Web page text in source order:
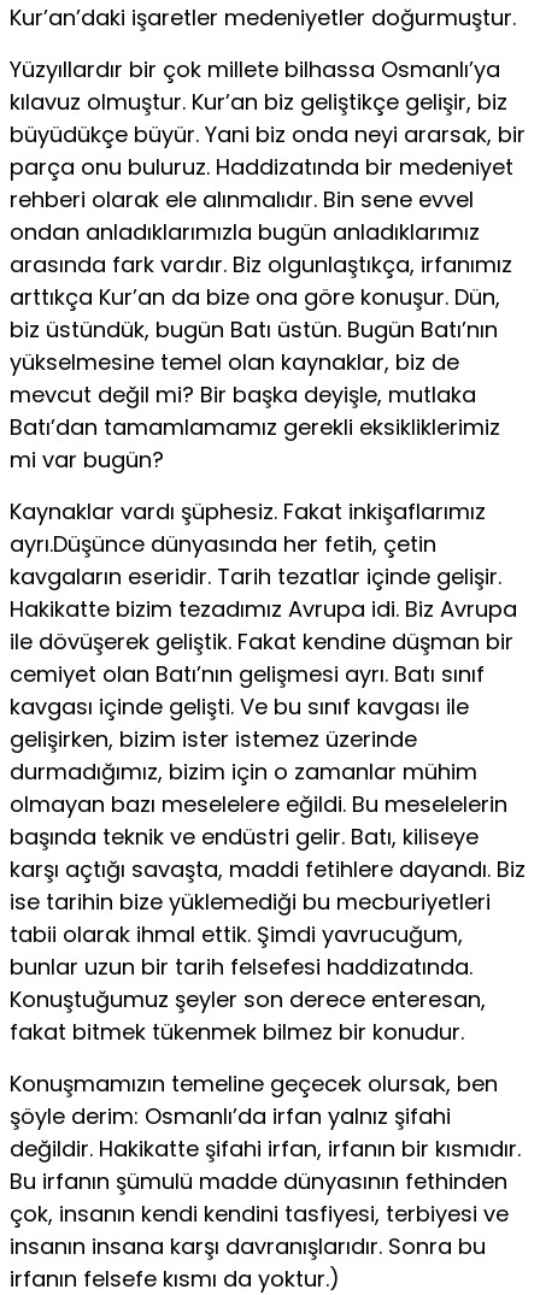
Kur’an’daki işaretler medeniyetler doğurmuştur.
Yüzyıllardır bir çok millete bilhassa Osmanlı’ya
kılavuz olmuştur. Kur’an biz geliştikçe gelişir, biz
büyüdükçe büyür. Yani biz onda neyi ararsak, bir
parça onu buluruz. Haddizatında bir medeniyet
rehberi olarak ele alınmalıdır. Bin sene evvel
ondan anladıklarımızla bugün anladıklarımız
arasında fark vardır. Biz olgunlaştıkça, irfanımız
arttıkça Kur’an da bize ona göre konuşur. Dün,
biz üstündük, bugün Batı üstün. Bugün Batı’nın
yükselmesine temel olan kaynaklar, biz de
mevcut değil mi? Bir başka deyişle, mutlaka
Batı’dan tamamlamamız gerekli eksikliklerimiz
mi var bugün?
Kaynaklar vardı şüphesiz. Fakat inkişaflarımız
ayrı.Düşünce dünyasında her fetih, çetin
kavgaların eseridir. Tarih tezatlar içinde gelişir.
Hakikatte bizim tezadımız Avrupa idi. Biz Avrupa
ile dövüşerek geliştik. Fakat kendine düşman bir
cemiyet olan Batı’nın gelişmesi ayrı. Batı sınıf
kavgası içinde gelişti. Ve bu sınıf kavgası ile
gelişirken, bizim ister istemez üzerinde
durmadığımız, bizim için o zamanlar mühim
olmayan bazı meselelere eğildi. Bu meselelerin
başında teknik ve endüstri gelir. Batı, kiliseye
karşı açtığı savaşta, maddi fetihlere dayandı. Biz
ise tarihin bize yüklemediği bu mecburiyetleri
tabii olarak ihmal ettik. Şimdi yavrucuğum,
bunlar uzun bir tarih felsefesi haddizatında.
Konuştuğumuz şeyler son derece enteresan,
fakat bitmek tükenmek bilmez bir konudur.
Konuşmamızın temeline geçecek olursak, ben
şöyle derim: Osmanlı’da irfan yalnız şifahi
değildir. Hakikatte şifahi irfan, irfanın bir kısmıdır.
Bu irfanın şümulü madde dünyasının fethinden
çok, insanın kendi kendini tasfiyesi, terbiyesi ve
insanın insana karşı davranışlarıdır. Sonra bu
irfanın felsefe kısmı da yoktur.)